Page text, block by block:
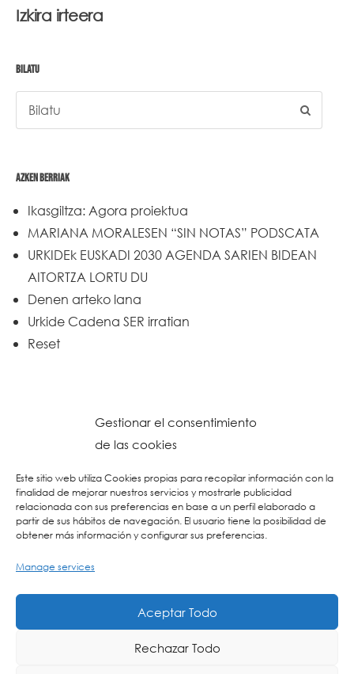
Gestionar el consentimiento
de las cookies
Este sitio web utiliza Cookies propias para recopilar información con la
finalidad de mejorar nuestros servicios y mostrarle publicidad
relacionada con sus preferencias en base a un perfil elaborado a
partir de sus hábitos de navegación. El usuario tiene la posibilidad de
obtener más información y configurar sus preferencias.
Manage services
Aceptar Todo
Rechazar Todo
Izkira irteera
BILATU
AZKEN BERRIAK
Ikasgiltza: Agora proiektua
MARIANA MORALESEN “SIN NOTAS” PODSCATA
URKIDEk EUSKADI 2030 AGENDA SARIEN BIDEAN
AITORTZA LORTU DU
Denen arteko lana
Urkide Cadena SER irratian
Reset
Lege Oharra-Postontzi Etikoa
Diseinua: La Consulta Creativa